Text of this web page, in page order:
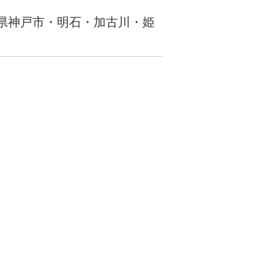
戸市・明石・加古川・姫